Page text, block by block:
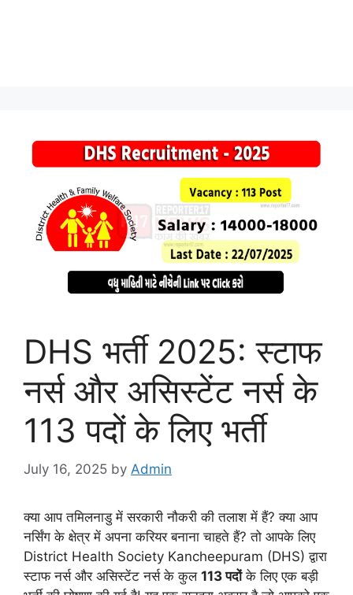
DHS भर्ती 2025: स्टाफ
नर्स और असिस्टेंट नर्स के
113 पदों के लिए भर्ती
July 16, 2025 by Admin
क्या आप तमिलनाडु में सरकारी नौकरी की तलाश में हैं? क्या आप
नर्सिंग के क्षेत्र में अपना करियर बनाना चाहते हैं? तो आपके लिए
District Health Society Kancheepuram (DHS) द्वारा
स्टाफ नर्स और असिस्टेंट नर्स के कुल 113 पदोंके लिए एक बड़ी